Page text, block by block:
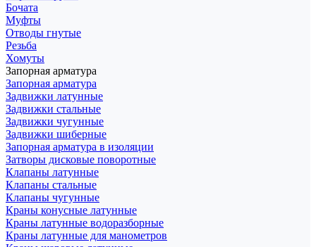
Бочата
Муфты
Отводы гнутые
Резьба
Хомуты
Запорная арматура
Запорная арматура
Задвижки латунные
Задвижки стальные
Задвижки чугунные
Задвижки шиберные
Запорная арматура в изоляции
Затворы дисковые поворотные
Клапаны латунные
Клапаны стальные
Клапаны чугунные
Краны конусные латунные
Краны латунные водоразборные
Краны латунные для манометров